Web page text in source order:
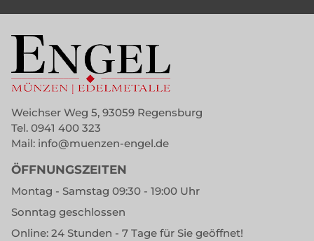
Weichser Weg 5, 93059 Regensburg
Tel. 0941 400 323
Mail: info@muenzen-engel.de
ÖFFNUNGSZEITEN
Montag - Samstag 09:30 - 19:00 Uhr
Sonntag geschlossen
Online: 24 Stunden - 7 Tage für Sie geöffnet!